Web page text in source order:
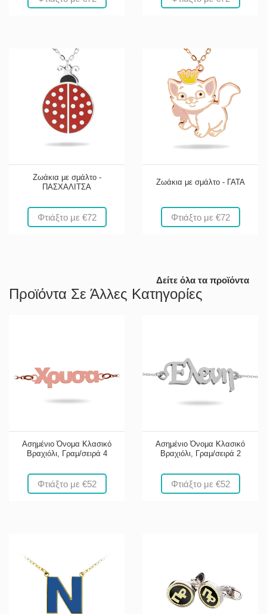
Ζωάκια με σμάλτο -
ΠΑΣΧΑΛΙΤΣΑ
Φτιάξτο με €72
Ζωάκια με σμάλτο - ΓΑΤΑ
Φτιάξτο με €72
Δείτε όλα τα προϊόντα
Προϊόντα Σε Άλλες Κατηγορίες
Ασημένιο Όνομα Κλασικό
Βραχιόλι, Γραμ/σειρά 4
Φτιάξτο με €52
Ασημένιο Όνομα Κλασικό
Βραχιόλι, Γραμ/σειρά 2
Φτιάξτο με €52